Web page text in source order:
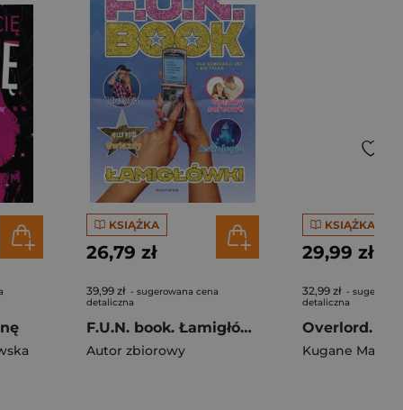
KSIĄŻKA
26,79 zł
39,99 zł - sugerowana cena
detaliczna
F.U.N. book. Łamigłówki
Autor zbiorowy
KSIĄŻKA
29,99 zł
32,99 zł -
detaliczna
Overlord.
Kugane